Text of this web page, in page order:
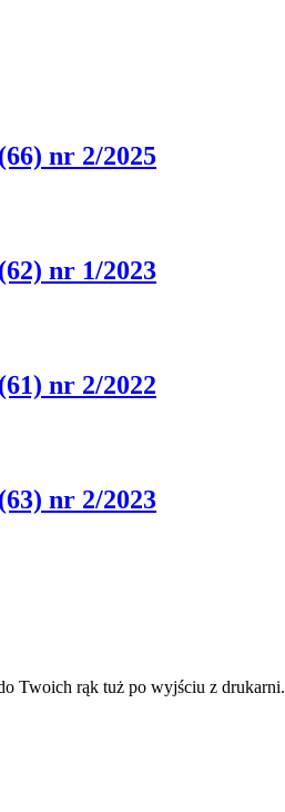
nr 2/2025
nr 1/2023
nr 2/2022
nr 2/2023
Twoich rąk tuż po wyjściu z drukarni.